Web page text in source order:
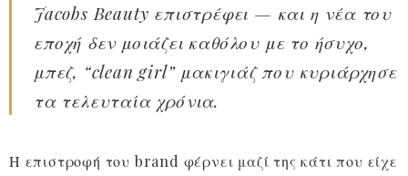
Jacobs Beauty επιστρέφει — και η νέα του
εποχή δεν μοιάζει καθόλου με το ήσυχο,
μπεζ, “clean girl” μακιγιάζ που κυριάρχησε
τα τελευταία χρόνια.
Η επιστροφή του brand φέρνει μαζί της κάτι που είχε